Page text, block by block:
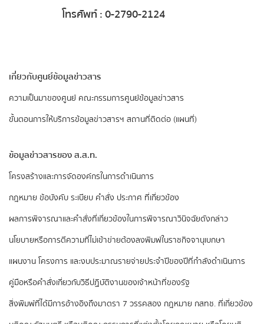
โทรศัพท์ : 0-2790-2124
เกี่ยวกับศูนย์ข้อมูลข่าวสาร
ความเป็นมาของศูนย์ คณะกรรมการศูนย์ข้อมูลข่าวสาร
ขั้นตอนการให้บริการข้อมูลข่าวสารฯ สถานที่ติดต่อ (แผนที่)
ข้อมูลข่าวสารของ ส.ส.ท.
​โครงสร้างและการจัดองค์กรในการดำเนินการ
กฎหมาย ข้อบังคับ ระเบียบ คำสั่ง ประกาศ ที่เกี่ยวข้อง
ผลการพิจารณาและคำสั่งที่เกี่ยวข้องในการพิจารณาวินิจฉัยดังกล่าว
นโยบายหรือการตีความที่ไม่เข้าข่ายต้องลงพิมพ์ในราชกิจจานุเบกษา
แผนงาน โครงการ และงบประมาณรายจ่ายประจำปีของปีที่กำลังดำเนินการ
คู่มือหรือคำสั่งเกี่ยวกับวิธีปฏิบัติงานของเจ้าหน้าที่ของรัฐ
สิ่งพิมพ์ที่ได้มีการอ้างอิงถึงมาตรา 7 วรรคสอง กฎหมาย กสทช. ที่เกี่ยวข้อง